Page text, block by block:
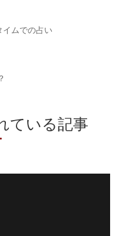
ムでの占い
ている記事